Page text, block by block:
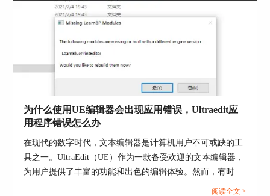
图5.选择运行DOS命令
编写要运行的Dos命令，选择对应的运行工作目
录。可以根据需求勾选是否显示这个Dos窗口。输
为什么使用UE编辑器会出现应用错误，Ultraedit应
用程序错误怎么办
在现代的数字时代，文本编辑器是计算机用户不可或缺的工
具之一。UltraEdit（UE）作为一款备受欢迎的文本编辑器，
为用户提供了丰富的功能和出色的编辑体验。然而，有时用
户可能会遇到应用程序错误的问题，这不仅影响了工作效
阅读全文 >